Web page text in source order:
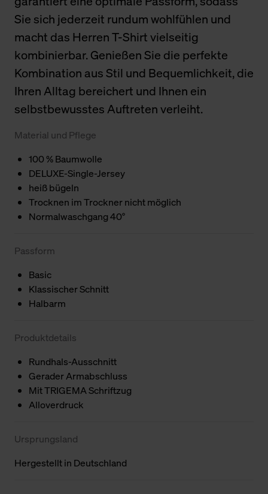
Sie sich jederzeit rundum wohlfühlen und
macht das Herren T-Shirt vielseitig
kombinierbar. Genießen Sie die perfekte
Kombination aus Stil und Bequemlichkeit, die
Ihren Alltag bereichert und Ihnen ein
selbstbewusstes Auftreten verleiht.
Material und Pflege
100 % Baumwolle
DELUXE-Single-Jersey
heiß bügeln
Trocknen im Trockner nicht möglich
Normalwaschgang 40°
Passform
Basic
Klassischer Schnitt
Halbarm
Produktdetails
Rundhals-Ausschnitt
Gerader Armabschluss
Mit TRIGEMA Schriftzug
Alloverdruck
Ursprungsland
Hergestellt in Deutschland